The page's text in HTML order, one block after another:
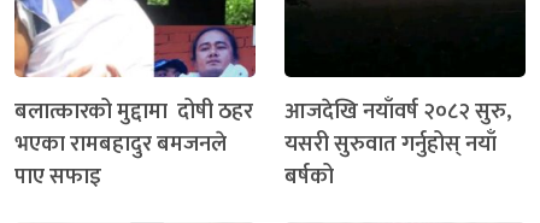
बलात्कारको मुद्दामा दोषी ठहर
भएका रामबहादुर बमजनले
पाए सफाइ
आजदेखि नयाँवर्ष २०८२ सुरु,
यसरी सुरुवात गर्नुहोस् नयाँ
बर्षको